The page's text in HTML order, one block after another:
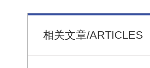
相关文章/ARTICLES